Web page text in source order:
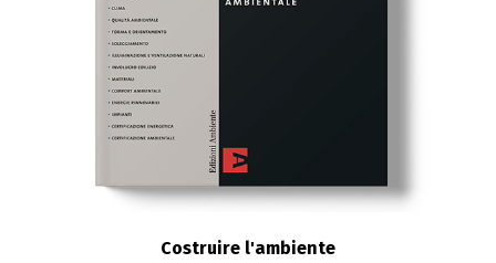
Costruire l'ambiente